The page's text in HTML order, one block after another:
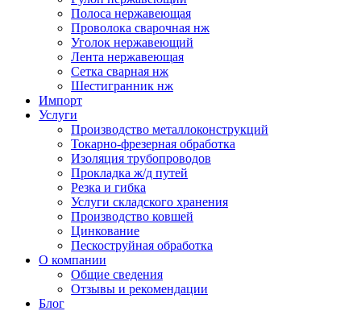
Полоса нержавеющая
Проволока сварочная нж
Уголок нержавеющий
Лента нержавеющая
Сетка сварная нж
Шестигранник нж
Импорт
Услуги
Производство металлоконструкций
Токарно-фрезерная обработка
Изоляция трубопроводов
Прокладка ж/д путей
Резка и гибка
Услуги складского хранения
Производство ковшей
Цинкование
Пескоструйная обработка
О компании
Общие сведения
Отзывы и рекомендации
Блог